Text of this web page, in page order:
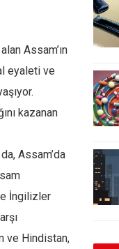
Assam’ın
eyaleti ve
kazanan
Assam’da
İngilizler
ve Hindistan,